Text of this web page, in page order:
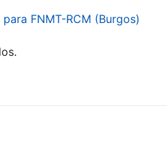
FNMT-RCM (Burgos)